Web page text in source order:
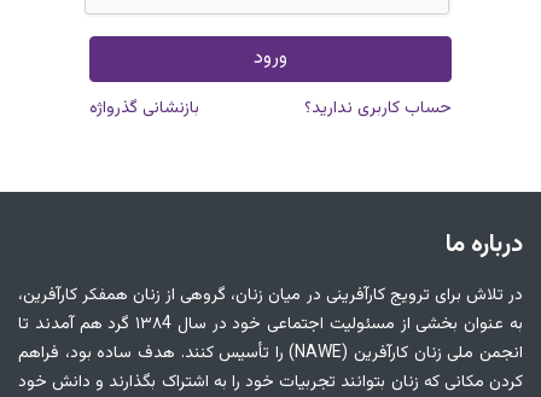
ورود
حساب کاربری ندارید؟ بازنشانی گذرواژه
درباره ما
در تلاش برای ترویج کارآفرینی در میان زنان، گروهی از زنان همفکر کارآفرین،
به عنوان بخشی از مسئولیت اجتماعی خود در سال ۱۳۸4 گرد هم آمدند تا
انجمن ملی زنان کارآفرین (NAWE) را تأسیس کنند. هدف ساده بود، فراهم
کردن مکانی که زنان بتوانند تجربیات خود را به اشتراک بگذارند و دانش خود